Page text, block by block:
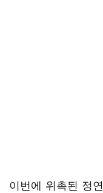
이번에 위촉된 정